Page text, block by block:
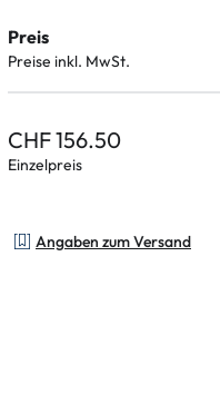
Preis
Preise inkl. MwSt.
CHF 156.50
Einzelpreis
Angaben zum Versand